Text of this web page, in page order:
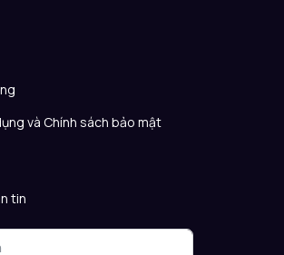
và Chính sách bảo mật
tin